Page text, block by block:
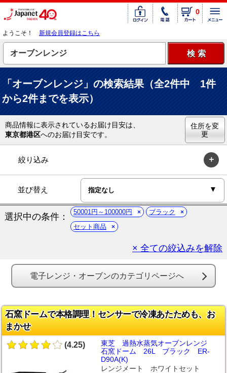
0
ようこそ！ 新規会員登録はこちら
「オーブンレンジ」の検索結果（全2件中 1件
から2件までを表示）
商品情報に表示されているお届け目安は、
東京都港区へのお届け目安です。
住所を変
更
絞り込み
並び替え
選択中の条件： 50001円～100000円
ブラック
セット商品
× 全ての絞込みを解除
電子レンジ・オーブンのカテゴリページへ
石窯ドームで本格調理！センサーで冷凍あたためも、お
まかせ
(4.25)
東芝 過熱水蒸気オーブンレンジ
石窯ドーム 26L ブラック ER-
D90A(K)
レンジメート ホワイトセット